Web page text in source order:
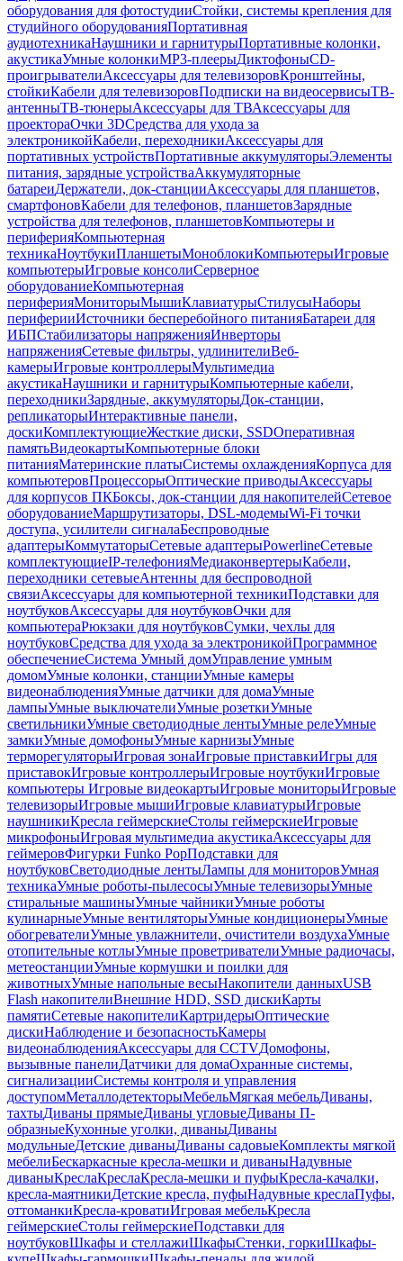
оборудования для фотостудииСтойки, системы крепления для
студийного оборудованияПортативная
аудиотехникаНаушники и гарнитурыПортативные колонки,
акустикаУмные колонкиMP3-плеерыДиктофоныCD-
проигрывателиАксессуары для телевизоровКронштейны,
стойкиКабели для телевизоровПодписки на видеосервисыТВ-
антенныТВ-тюнерыАксессуары для ТВАксессуары для
проектораОчки 3DСредства для ухода за
электроникойКабели, переходникиАксессуары для
портативных устройствПортативные аккумуляторыЭлементы
питания, зарядные устройстваАккумуляторные
батареиДержатели, док-станцииАксессуары для планшетов,
смартфоновКабели для телефонов, планшетовЗарядные
устройства для телефонов, планшетовКомпьютеры и
периферияКомпьютерная
техникаНоутбукиПланшетыМоноблокиКомпьютерыИгровые
компьютерыИгровые консолиСерверное
оборудованиеКомпьютерная
периферияМониторыМышиКлавиатурыСтилусыНаборы
периферииИсточники бесперебойного питанияБатареи для
ИБПСтабилизаторы напряженияИнверторы
напряженияСетевые фильтры, удлинителиВеб-
камерыИгровые контроллерыМультимедиа
акустикаНаушники и гарнитурыКомпьютерные кабели,
переходникиЗарядные, аккумуляторыДок-станции,
репликаторыИнтерактивные панели,
доскиКомплектующиеЖесткие диски, SSDОперативная
памятьВидеокартыКомпьютерные блоки
питанияМатеринские платыСистемы охлажденияКорпуса для
компьютеровПроцессорыОптические приводыАксессуары
для корпусов ПКБоксы, док-станции для накопителейСетевое
оборудованиеМаршрутизаторы, DSL-модемыWi-Fi точки
доступа, усилители сигналаБеспроводные
адаптерыКоммутаторыСетевые адаптерыPowerlineСетевые
комплектующиеIP-телефонияМедиаконвертерыКабели,
переходники сетевыеАнтенны для беспроводной
связиАксессуары для компьютерной техникиПодставки для
ноутбуковАксессуары для ноутбуковОчки для
компьютераРюкзаки для ноутбуковСумки, чехлы для
ноутбуковСредства для ухода за электроникойПрограммное
обеспечениеСистема Умный домУправление умным
домомУмные колонки, станцииУмные камеры
видеонаблюденияУмные датчики для домаУмные
лампыУмные выключателиУмные розеткиУмные
светильникиУмные светодиодные лентыУмные релеУмные
замкиУмные домофоныУмные карнизыУмные
терморегуляторыИгровая зонаИгровые приставкиИгры для
приставокИгровые контроллерыИгровые ноутбукиИгровые
компьютеры Игровые видеокартыИгровые мониторыИгровые
телевизорыИгровые мышиИгровые клавиатурыИгровые
наушникиКресла геймерскиеСтолы геймерскиеИгровые
микрофоныИгровая мультимедиа акустикаАксессуары для
геймеровФигурки Funko PopПодставки для
ноутбуковСветодиодные лентыЛампы для мониторовУмная
техникаУмные роботы-пылесосыУмные телевизорыУмные
стиральные машиныУмные чайникиУмные роботы
кулинарныеУмные вентиляторыУмные кондиционерыУмные
обогревателиУмные увлажнители, очистители воздухаУмные
отопительные котлыУмные проветривателиУмные радиочасы,
метеостанцииУмные кормушки и поилки для
животныхУмные напольные весыНакопители данныхUSB
Flash накопителиВнешние HDD, SSD дискиКарты
памятиСетевые накопителиКартридерыОптические
дискиНаблюдение и безопасностьКамеры
видеонаблюденияАксессуары для CCTVДомофоны,
вызывные панелиДатчики для домаОхранные системы,
сигнализацииСистемы контроля и управления
доступомМеталлодетекторыМебельМягкая мебельДиваны,
тахтыДиваны прямыеДиваны угловыеДиваны П-
образныеКухонные уголки, диваныДиваны
модульныеДетские диваныДиваны садовыеКомплекты мягкой
мебелиБескаркасные кресла-мешки и диваныНадувные
диваныКреслаКреслаКресла-мешки и пуфыКресла-качалки,
кресла-маятникиДетские кресла, пуфыНадувные креслаПуфы,
оттоманкиКресла-кроватиИгровая мебельКресла
геймерскиеСтолы геймерскиеПодставки для
ноутбуковШкафы и стеллажиШкафыСтенки, горкиШкафы-